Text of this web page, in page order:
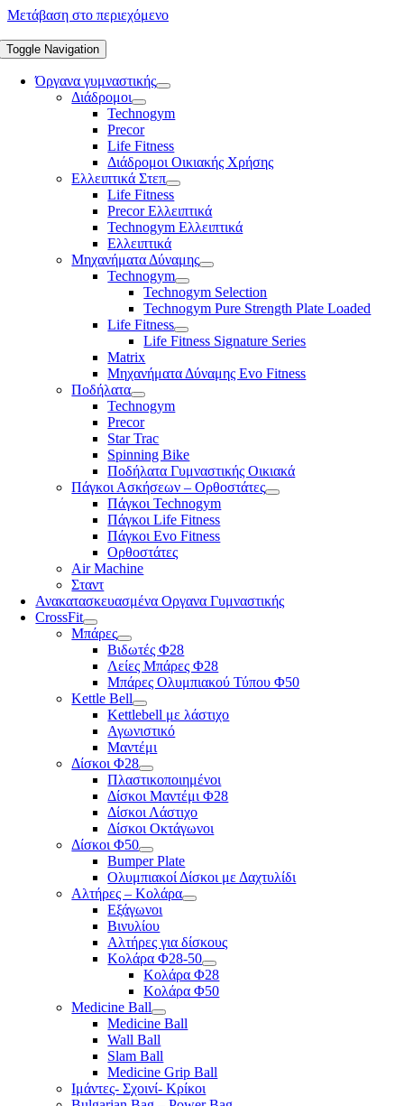
Μετάβαση στο περιεχόμενο
Toggle Navigation
Όργανα γυμναστικής
Διάδρομοι
Technogym
Precor
Life Fitness
Διάδρομοι Οικιακής Χρήσης
Ελλειπτικά Στεπ
Life Fitness
Precor Ελλειπτικά
Technogym Ελλειπτικά
Ελλειπτικά
Μηχανήματα Δύναμης
Technogym
Technogym Selection
Technogym Pure Strength Plate Loaded
Life Fitness
Life Fitness Signature Series
Matrix
Μηχανήματα Δύναμης Evo Fitness
Ποδήλατα
Technogym
Precor
Star Trac
Spinning Bike
Ποδήλατα Γυμναστικής Οικιακά
Πάγκοι Ασκήσεων – Ορθοστάτες
Πάγκοι Technogym
Πάγκοι Life Fitness
Πάγκοι Evo Fitness
Ορθοστάτες
Air Machine
Σταντ
Ανακατασκευασμένα Οργανα Γυμναστικής
CrossFit
Μπάρες
Βιδωτές Φ28
Λείες Μπάρες Φ28
Μπάρες Ολυμπιακού Τύπου Φ50
Kettle Bell
Kettlebell με λάστιχο
Αγωνιστικό
Μαντέμι
Δίσκοι Φ28
Πλαστικοποιημένοι
Δίσκοι Μαντέμι Φ28
Δίσκοι Λάστιχο
Δίσκοι Οκτάγωνοι
Δίσκοι Φ50
Bumper Plate
Ολυμπιακοί Δίσκοι με Δαχτυλίδι
Αλτήρες – Κολάρα
Εξάγωνοι
Βινυλίου
Αλτήρες για δίσκους
Κολάρα Φ28-50
Κολάρα Φ28
Κολάρα Φ50
Medicine Ball
Medicine Ball
Wall Ball
Slam Ball
Medicine Grip Ball
Ιμάντες- Σχοινί- Κρίκοι